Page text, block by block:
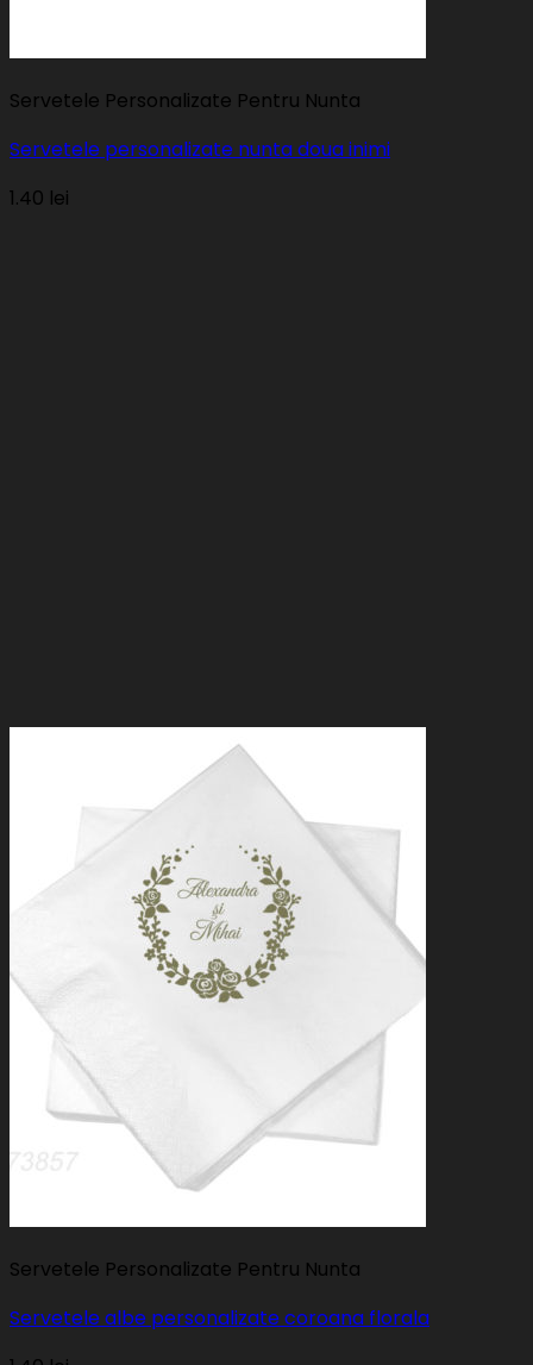
Servetele Personalizate Pentru Nunta
Servetele personalizate nunta doua inimi
1.40 lei
Servetele Personalizate Pentru Nunta
Servetele albe personalizate coroana florala